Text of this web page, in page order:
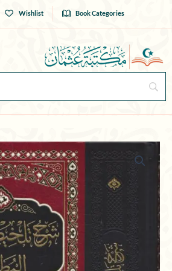
Wishlist Book Categories